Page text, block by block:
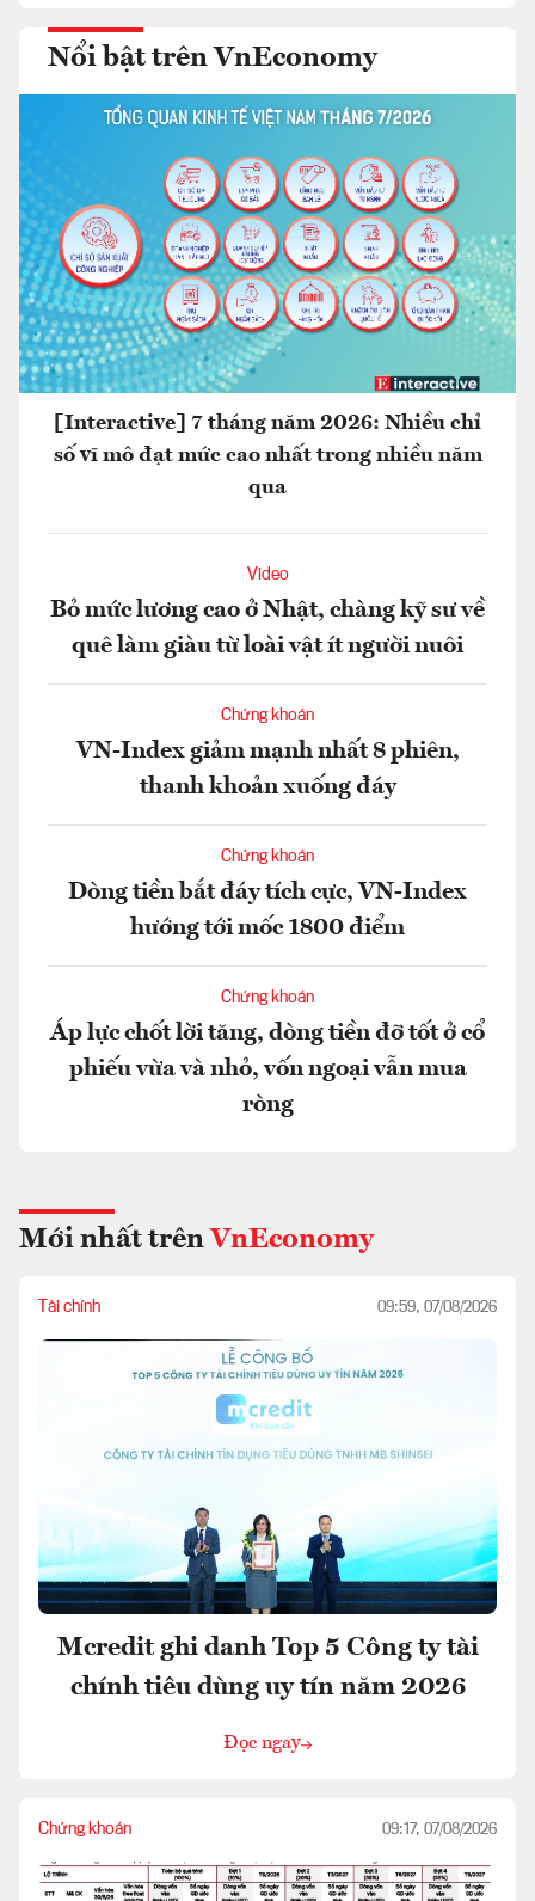
Nổi bật trên VnEconomy
[Interactive] 7 tháng năm 2026: Nhiều chỉ
số vĩ mô đạt mức cao nhất trong nhiều năm
qua
Video
Bỏ mức lương cao ở Nhật, chàng kỹ sư về
quê làm giàu từ loài vật ít người nuôi
Chứng khoán
VN-Index giảm mạnh nhất 8 phiên,
thanh khoản xuống đáy
Chứng khoán
Dòng tiền bắt đáy tích cực, VN-Index
hướng tới mốc 1800 điểm
Chứng khoán
Áp lực chốt lời tăng, dòng tiền đỡ tốt ở cổ
phiếu vừa và nhỏ, vốn ngoại vẫn mua
ròng
Mới nhất trên VnEconomy
Tài chính 09:59, 07/08/2026
Mcredit ghi danh Top 5 Công ty tài
chính tiêu dùng uy tín năm 2026
Đọc ngay
Chứng khoán 09:17, 07/08/2026